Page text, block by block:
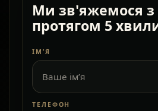
Ми зв'яжемося
протягом 5
ІМ’Я
ТЕЛЕФОН